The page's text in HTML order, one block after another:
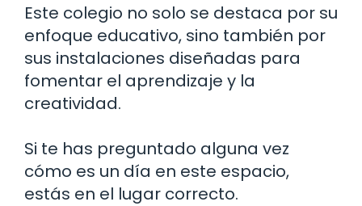
Este colegio no solo se destaca por su
enfoque educativo, sino también por
sus instalaciones diseñadas para
fomentar el aprendizaje y la
creatividad.
Si te has preguntado alguna vez
cómo es un día en este espacio,
estás en el lugar correcto.